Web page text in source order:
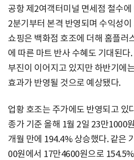
공항 제2여객터미널 면세점 철수
2분기부터 본격 반영되며 수익성이
쇼핑은 백화점 호조에 더해 홈플러
에 따른 마트 반사 수혜도 기대된
부진이 이어지고 있지만 하반기에
효과가 반영될 것으로 예상됐다.
업황 호조는 주가에도 반영되고 있
종가 기준 올해 1월 2일 23만1000
개월 만에 194.4% 상승했다. 같은
00원에서 17만4600원으로